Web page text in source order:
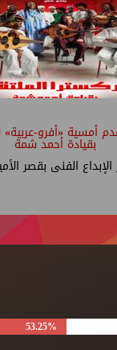
أمسية «أفرو-عربية»
بقيادة أحمد شمة
الفنى بقصر
53.25%